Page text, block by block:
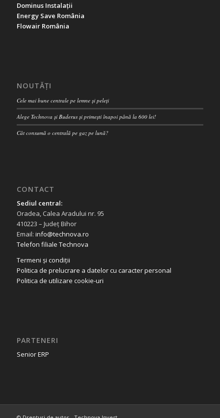
Dominus Instalații
Energy Save România
Flowair România
NOUTĂȚI
Cele mai bune centrale pe lemne și peleți
Alege Technova și Buderus și primești înapoi până la 600 lei!
Cât consumă o centrală pe gaz pe lună?
CONTACT
Sediul central:
Oradea, Calea Aradului nr. 95
410223 – Județ Bihor
Email: info@technova.ro
Telefon filiale Technova
Termeni și condiții
Politica de prelucrare a datelor cu caracter personal
Politica de utilizare cookie-uri
PARTENERI
Senior ERP